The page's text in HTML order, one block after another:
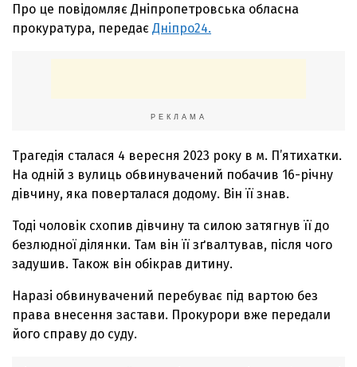
Про це повідомляє Дніпропетровська обласна
прокуратура, передає Дніпро24.
РЕКЛАМА
Трагедія сталася 4 вересня 2023 року в м. П’ятихатки.
На одній з вулиць обвинувачений побачив 16-річну
дівчину, яка поверталася додому. Він її знав.
Тоді чоловік схопив дівчину та силою затягнув її до
безлюдної ділянки. Там він її зґвалтував, після чого
задушив. Також він обікрав дитину.
Наразі обвинувачений перебуває під вартою без
права внесення застави. Прокурори вже передали
його справу до суду.